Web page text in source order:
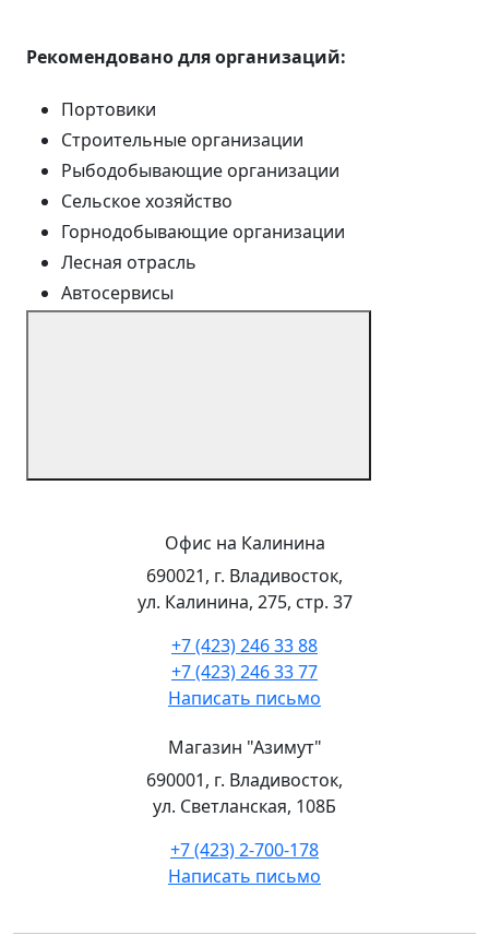
Рекомендовано для организаций:
Портовики
Строительные организации
Рыбодобывающие организации
Сельское хозяйство
Горнодобывающие организации
Лесная отрасль
Автосервисы
Офис на Калинина
690021, г. Владивосток,
ул. Калинина, 275, стр. 37
+7 (423) 246 33 88
+7 (423) 246 33 77
Написать письмо
Магазин "Азимут"
690001, г. Владивосток,
ул. Светланская, 108Б
+7 (423) 2-700-178
Написать письмо